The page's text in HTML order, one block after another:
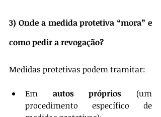
3) Onde a medida protetiva “mora” e
como pedir a revogação?
Medidas protetivas podem tramitar:
Em autos próprios (um
procedimento específico de